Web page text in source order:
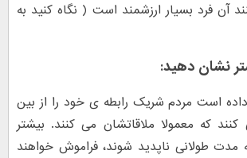
آن فرد بسیار ارزشمند است ( نگاه کنید به
:
است مردم شریک رابطه ی خود را از بین
کنند که معمولا ملاقاتشان می کنند. بیشتر
مدت طولانی ناپدید شوند، فراموش خواهند